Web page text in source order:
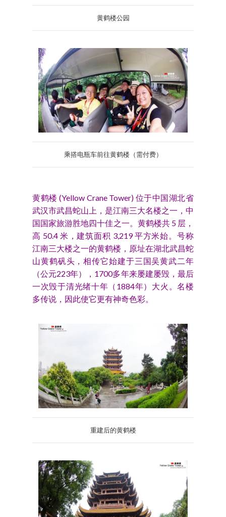
黄鹤楼公园
乘搭电瓶车前往黄鹤楼（需付费）
黄鹤楼 (Yellow Crane Tower) 位于中国湖北省
武汉市武昌蛇山上，是江南三大名楼之一，中
国国家旅游胜地四十佳之一。黄鹤楼共 5 层，
高 50.4 米，建筑面积 3,219 平方米始。号称
江南三大楼之一的黄鹤楼，原址在湖北武昌蛇
山黄鹤矾头，相传它始建于三国吴黄武二年
（公元223年），1700多年来屡建屡毁，最后
一次毁于清光绪十年（1884年）大火。名楼
多传说，因此使它更有神奇色彩。
重建后的黄鹤楼